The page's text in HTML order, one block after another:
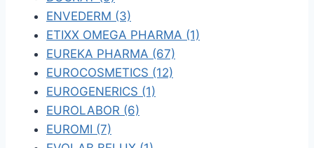
ENVEDERM (3)
ETIXX OMEGA PHARMA (1)
EUREKA PHARMA (67)
EUROCOSMETICS (12)
EUROGENERICS (1)
EUROLABOR (6)
EUROMI (7)